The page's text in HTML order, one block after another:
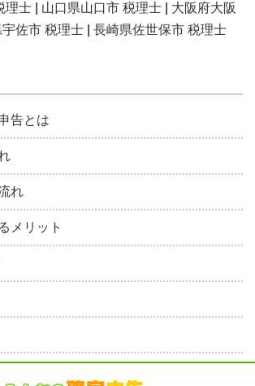
理士| 山口県山口市 税理士| 大阪府大阪
佐市 税理士| 長崎県佐世保市 税理士
告とは
れ
メリット